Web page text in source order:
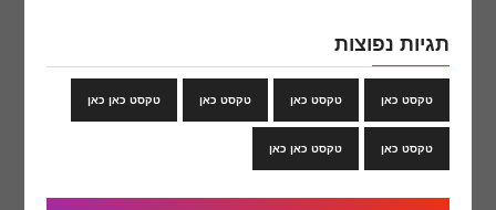
תגיות נפוצות
טקסט כאן טקסט כאן טקסט כאן טקסט כאן כאן
טקסט כאן טקסט כאן כאן